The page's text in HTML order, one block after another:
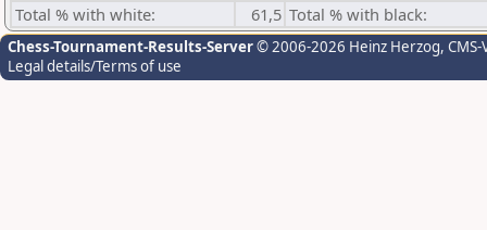
Total % with white:
61,5 Total % with black:
Chess-Tournament-Results-Server© 2006-2026 Heinz Herzog,
Legal details/Terms of use